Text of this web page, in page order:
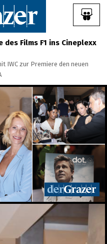
des Films F1 ins Cineplexx
IWC zur Premiere den neuen